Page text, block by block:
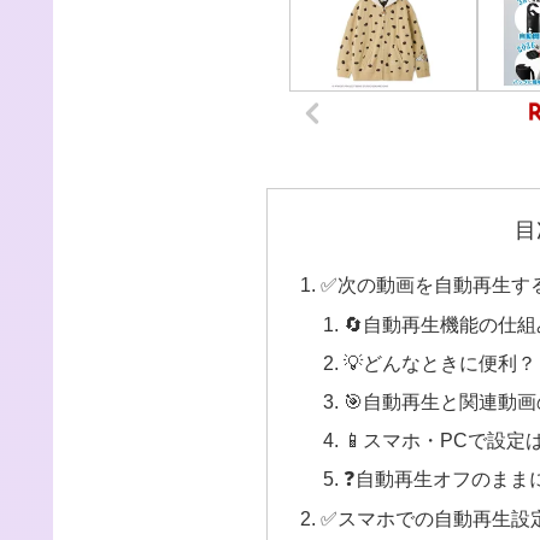
✅次の動画を自動再生す
🔄自動再生機能の仕
💡どんなときに便利？
🎯自動再生と関連動
📱スマホ・PCで設定
❓自動再生オフのま
✅スマホでの自動再生